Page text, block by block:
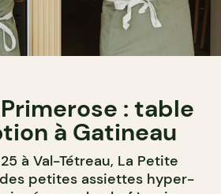
: table
à Gatineau
à Val-Tétreau, La Petite
petites assiettes hyper-